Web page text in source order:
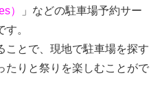
）
」などの駐車場予約サー
。
ことで、現地で駐車場を探す
たりと祭りを楽しむことがで